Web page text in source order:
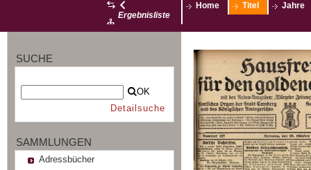
Ergebnisliste
Home Titel Jahre
SUCHE
OK
Detailsuche
SAMMLUNGEN
Adressbücher